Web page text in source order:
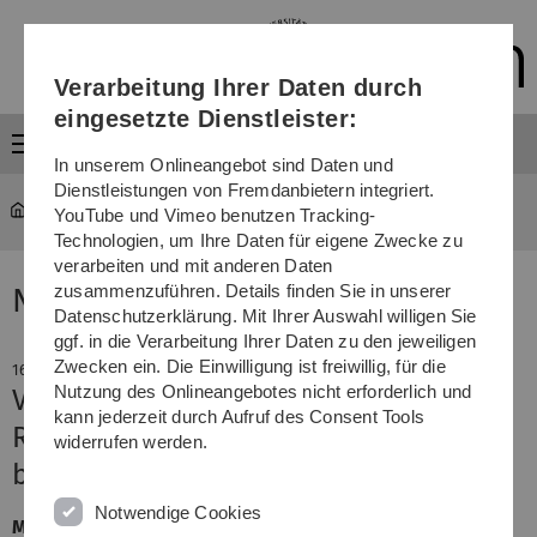
Direkt
Direkt
Direkt
(Sprache,
Drucken,
Media)
Direkt
Direkt
News
16. April 2018
Vorlesungsbeginn an der Uni Ulm
Rund 130 Erstsemester offiziell
begrüßt
Mit der offiziellen Eröffnung hat am Montagmorgen für
Verarbeitung Ihrer Daten durch
eingesetzte Dienstleister:
In unserem Onlineangebot sind Daten und
Dienstleistungen von Fremdanbietern integriert.
YouTube und Vimeo benutzen Tracking-
Technologien, um Ihre Daten für eigene Zwecke zu
verarbeiten und mit anderen Daten
zusammenzuführen. Details finden Sie in unserer
Datenschutzerklärung. Mit Ihrer Auswahl willigen Sie
ggf. in die Verarbeitung Ihrer Daten zu den jeweiligen
Zwecken ein. Die Einwilligung ist freiwillig, für die
Nutzung des Onlineangebotes nicht erforderlich und
kann jederzeit durch Aufruf des Consent Tools
widerrufen werden.
Notwendige Cookies